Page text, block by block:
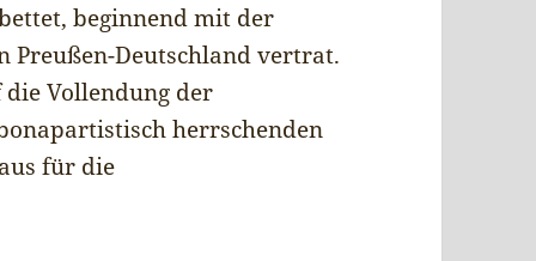
beginnend mit der
Preußen-Deutschland vertrat.
Vollendung der
herrschenden
für die